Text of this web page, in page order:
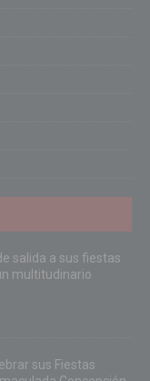
salida a sus fiestas
multitudinario
sus Fiestas